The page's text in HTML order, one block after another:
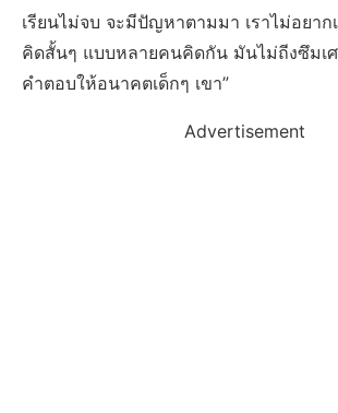
เรียนไม่จบ จะมีปัญหาตามมา เราไม่อยาก
คิดสั้นๆ แบบหลายคนคิดกัน มันไม่ถีงซึมเศ
คำตอบให้อนาคตเด็กๆ เขา”
Advertisement